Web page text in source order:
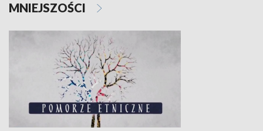
MNIEJSZOŚCI